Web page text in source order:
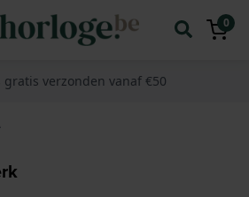
0
gratis verzonden vanaf €50